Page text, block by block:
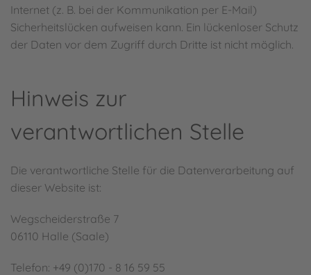
Internet (z. B. bei der Kommunikation per E-Mail)
Sicherheitslücken aufweisen kann. Ein lückenloser Schutz
der Daten vor dem Zugriff durch Dritte ist nicht möglich.
Hinweis zur
verantwortlichen Stelle
Die verantwortliche Stelle für die Datenverarbeitung auf
dieser Website ist:
Wegscheiderstraße 7
06110 Halle (Saale)
Telefon: +49 (0)170 - 8 16 59 55